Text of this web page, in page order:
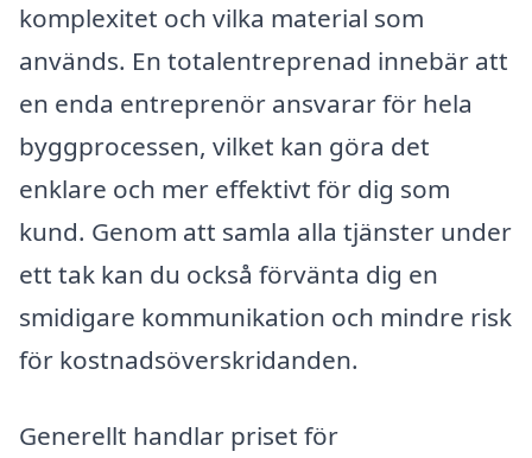
komplexitet och vilka material som
används. En totalentreprenad innebär att
en enda entreprenör ansvarar för hela
byggprocessen, vilket kan göra det
enklare och mer effektivt för dig som
kund. Genom att samla alla tjänster under
ett tak kan du också förvänta dig en
smidigare kommunikation och mindre risk
för kostnadsöverskridanden.
Generellt handlar priset för